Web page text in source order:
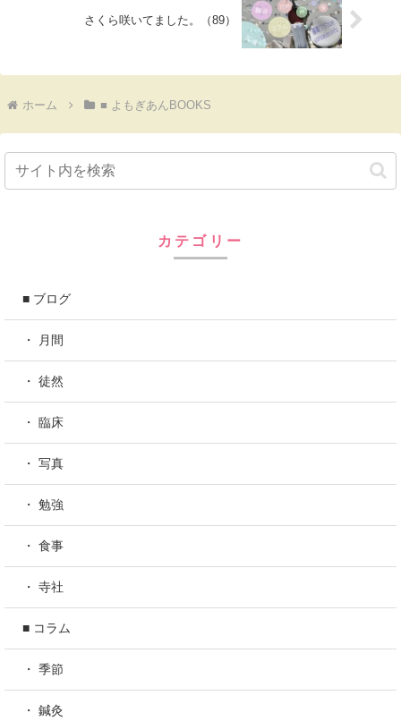
さくら咲いてました。（89）
ホーム ■ よもぎあんBOOKS
カテゴリー
■ ブログ
・ 月間
・ 徒然
・ 臨床
・ 写真
・ 勉強
・ 食事
・ 寺社
■ コラム
・ 季節
・ 鍼灸